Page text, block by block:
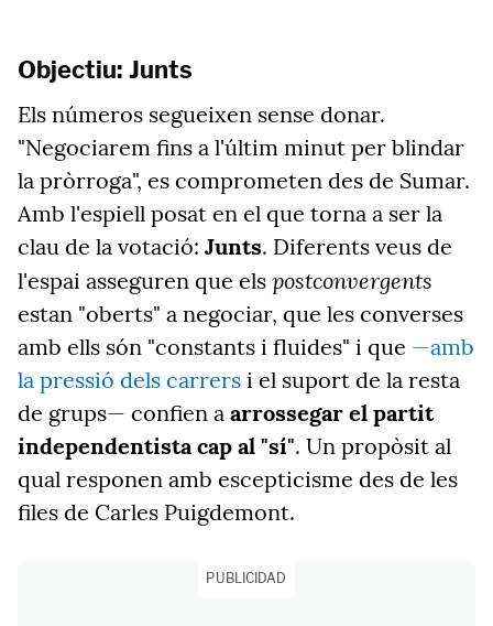
Objectiu: Junts
Els números segueixen sense donar.
"Negociarem fins a l'últim minut per blindar
la pròrroga", es comprometen des de Sumar.
Amb l'espiell posat en el que torna a ser la
clau de la votació: Junts. Diferents veus de
l'espai asseguren que els postconvergents
estan "oberts" a negociar, que les converses
amb ells són "constants i fluides" i que —amb
la pressió dels carrers i el suport de la resta
de grups— confien a arrossegar el partit
independentista cap al "sí". Un propòsit al
qual responen amb escepticisme des de les
files de Carles Puigdemont.
PUBLICIDAD